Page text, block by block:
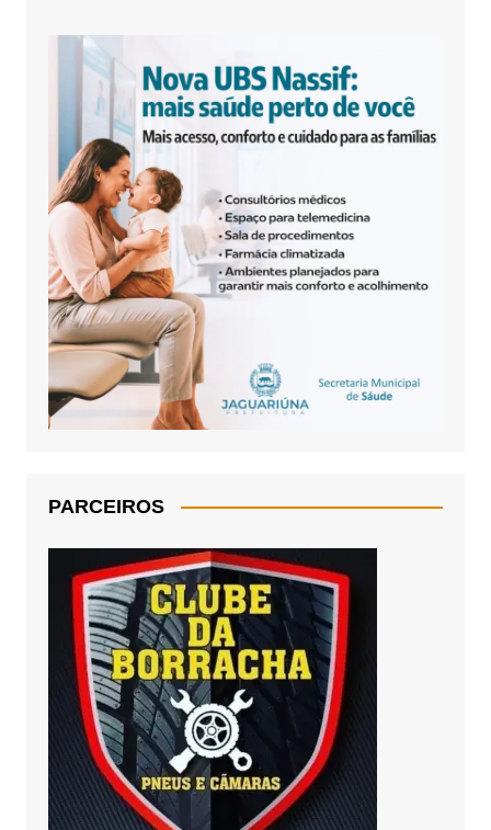
PARCEIROS